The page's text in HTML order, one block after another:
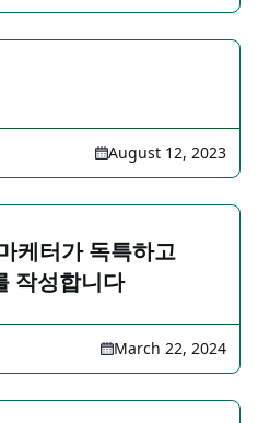
August 12, 2023
케터가 독특하고
작성합니다
March 22, 2024